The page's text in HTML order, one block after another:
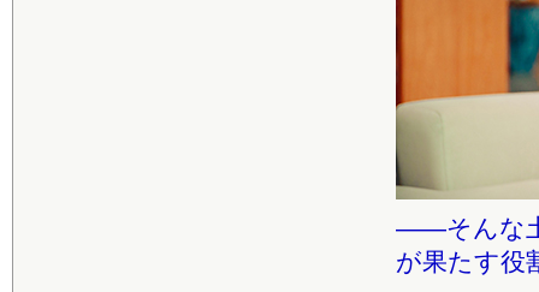
――そんな
が果たす役